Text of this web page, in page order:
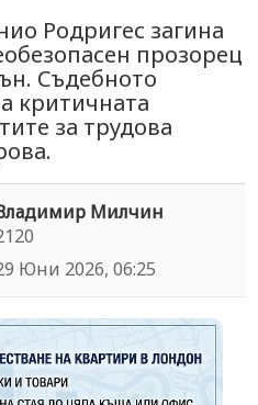
Родригес загина
прозорец
Съдебното
критичната
за трудова
Милчин
Юни 2026, 06:25